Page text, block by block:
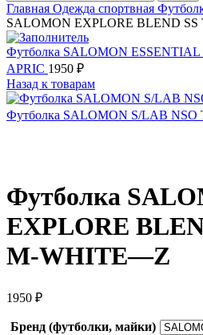
Главная Одежда спортвная
SALOMON EXPLORE BLEND
Футболка SALOMON ESSENTIAL
APRIC 1950 ₽
Назад к товарам
Футболка SALOMON S/LAB
Футболка
EXPLORE
M-WHITE—Z
1950 ₽
Бренд (футболки, майки)